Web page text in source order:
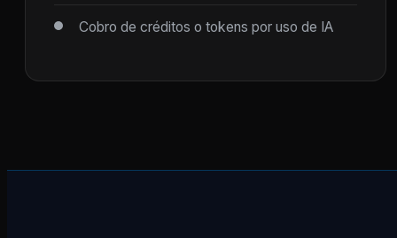
Cobro de créditos o tokens por uso de IA